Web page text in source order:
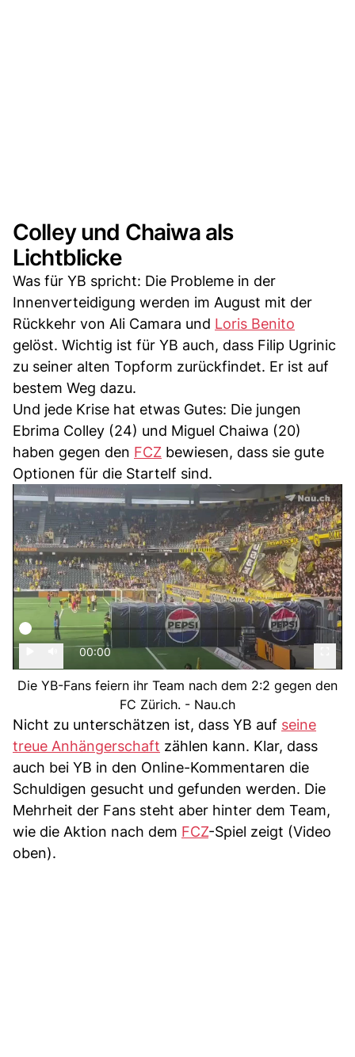
Colley und Chaiwa als
Lichtblicke
Was für YB spricht: Die Probleme in der
Innenverteidigung werden im August mit der
Rückkehr von Ali Camara und Loris Benito
gelöst. Wichtig ist für YB auch, dass Filip Ugrinic
zu seiner alten Topform zurückfindet. Er ist auf
bestem Weg dazu.
Und jede Krise hat etwas Gutes: Die jungen
Ebrima Colley (24) und Miguel Chaiwa (20)
haben gegen den FCZ bewiesen, dass sie gute
Optionen für die Startelf sind.
00:00
Die YB-Fans feiern ihr Team nach dem 2:2 gegen den
FC Zürich. - Nau.ch
Nicht zu unterschätzen ist, dass YB auf seine
treue Anhängerschaft zählen kann. Klar, dass
auch bei YB in den Online-Kommentaren die
Schuldigen gesucht und gefunden werden. Die
Mehrheit der Fans steht aber hinter dem Team,
wie die Aktion nach dem FCZ-Spiel zeigt (Video
oben).